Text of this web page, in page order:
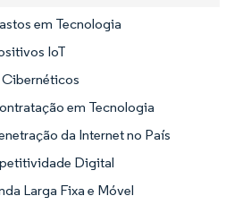
em Tecnologia
IoT
Cibernéticos
em Tecnologia
da Internet no País
Digital
Larga Fixa e Móvel